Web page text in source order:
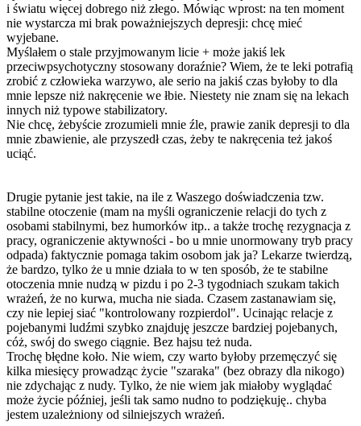
i światu więcej dobrego niż złego. Mówiąc wprost: na ten moment
nie wystarcza mi brak poważniejszych depresji: chcę mieć
wyjebane.
Myślałem o stale przyjmowanym licie + może jakiś lek
przeciwpsychotyczny stosowany doraźnie? Wiem, że te leki potrafią
zrobić z człowieka warzywo, ale serio na jakiś czas byłoby to dla
mnie lepsze niż nakręcenie we łbie. Niestety nie znam się na lekach
innych niż typowe stabilizatory.
Nie chcę, żebyście zrozumieli mnie źle, prawie zanik depresji to dla
mnie zbawienie, ale przyszedł czas, żeby te nakręcenia też jakoś
uciąć.
Drugie pytanie jest takie, na ile z Waszego doświadczenia tzw.
stabilne otoczenie (mam na myśli ograniczenie relacji do tych z
osobami stabilnymi, bez humorków itp.. a także trochę rezygnacja z
pracy, ograniczenie aktywności - bo u mnie unormowany tryb pracy
odpada) faktycznie pomaga takim osobom jak ja? Lekarze twierdzą,
że bardzo, tylko że u mnie działa to w ten sposób, że te stabilne
otoczenia mnie nudzą w pizdu i po 2-3 tygodniach szukam takich
wrażeń, że no kurwa, mucha nie siada. Czasem zastanawiam się,
czy nie lepiej siać "kontrolowany rozpierdol". Ucinając relacje z
pojebanymi ludźmi szybko znajduję jeszcze bardziej pojebanych,
cóż, swój do swego ciągnie. Bez hajsu też nuda.
Trochę błędne koło. Nie wiem, czy warto byłoby przemęczyć się
kilka miesięcy prowadząc życie "szaraka" (bez obrazy dla nikogo)
nie zdychając z nudy. Tylko, że nie wiem jak miałoby wyglądać
może życie później, jeśli tak samo nudno to podziękuję.. chyba
jestem uzależniony od silniejszych wrażeń.